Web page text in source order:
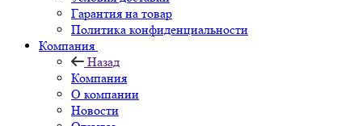
Гарантия на товар
Политика конфиденциальности
Компания
Назад
Компания
О компании
Новости